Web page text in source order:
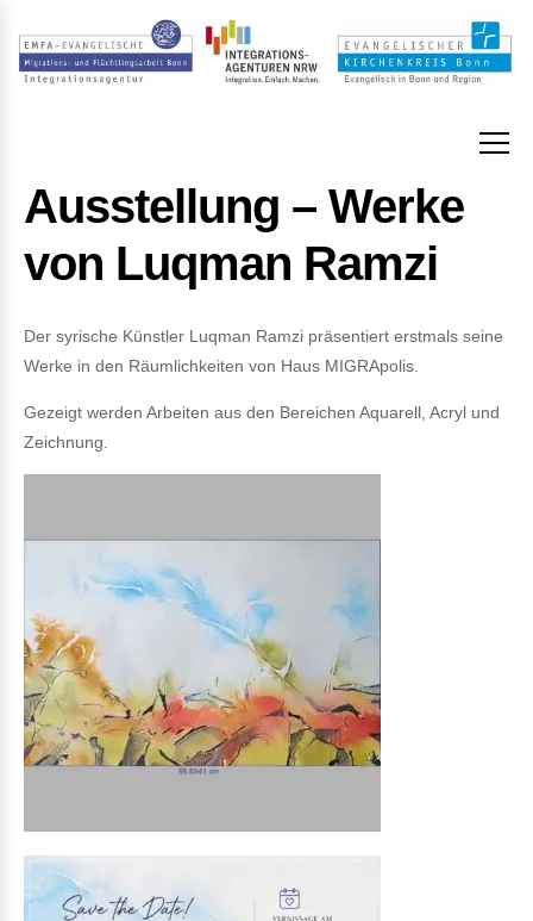
Ausstellung – Werke
von Luqman Ramzi
Der syrische Künstler Luqman Ramzi präsentiert erstmals seine
Werke in den Räumlichkeiten von Haus MIGRApolis.
Gezeigt werden Arbeiten aus den Bereichen Aquarell, Acryl und
Zeichnung.